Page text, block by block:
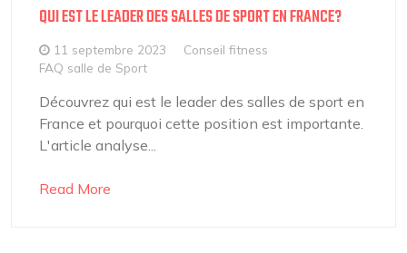
QUI EST LE LEADER DES SALLES DE SPORT EN FRANCE?
11 septembre 2023
Conseil fitness
FAQ salle de Sport
Découvrez qui est le leader des salles de sport en
France et pourquoi cette position est importante.
L'article analyse...
Read More